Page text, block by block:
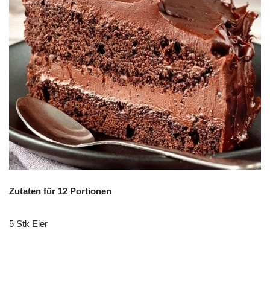
Zutaten für 12 Portionen
5 Stk Eier